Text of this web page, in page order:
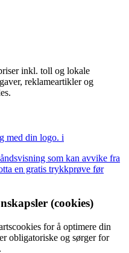
inkl. toll og lokale
reklameartikler og
med din logo. i
som kan avvike fra
en gratis trykkprøve før
(cookies)
for å optimere din
obligatoriske og sørger for